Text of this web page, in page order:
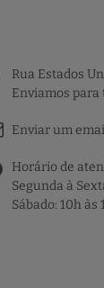
Rua Estados
Enviamos para
Enviar um
Horário de
Segunda à
Sábado: 10h às